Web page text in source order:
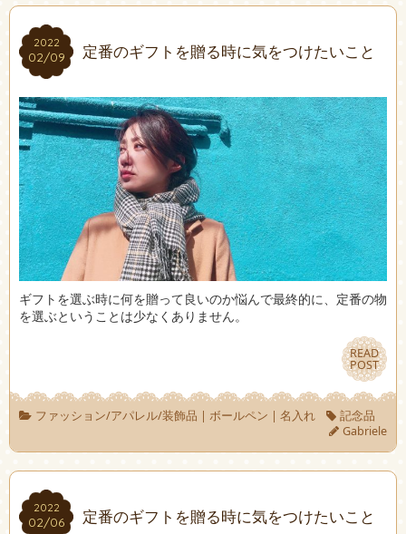
2022
02/09
2022
02/09 定番のギフトを贈る時に気をつけたいこと
ギフトを選ぶ時に何を贈って良いのか悩んで最終的に、定番の物
を選ぶということは少なくありません。
READ
POST
READ
POST
ファッション/アパレル/装飾品 | ボールペン | 名入れ
記念品
Gabriele
2022
02/06
2022
02/06 定番のギフトを贈る時に気をつけたいこと